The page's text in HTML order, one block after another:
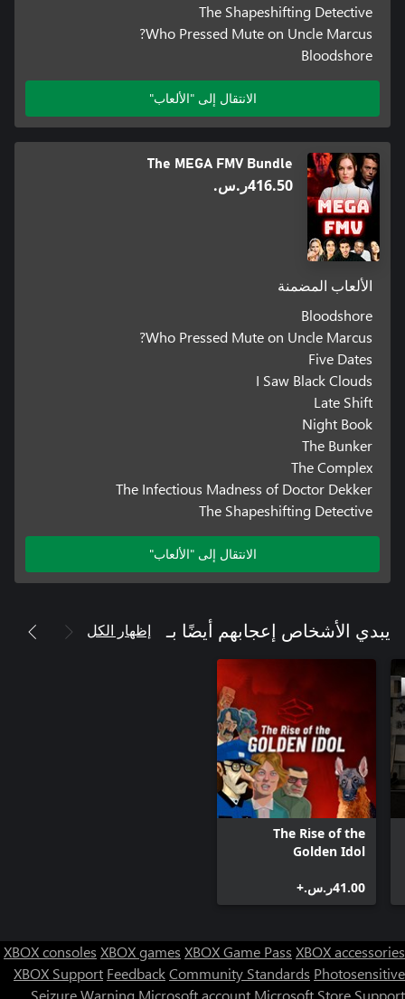
The Shapeshifting Detective
Who Pressed Mute on Uncle Marcus?
Bloodshore
الانتقال إلى "الألعاب"
The MEGA FMV Bundle
‪ر.س.‏‎416.50‬
الألعاب المضمنة
Bloodshore
Who Pressed Mute on Uncle Marcus?
Five Dates
I Saw Black Clouds
Late Shift
Night Book
The Bunker
The Complex
The Infectious Madness of Doctor Dekker
The Shapeshifting Detective
الانتقال إلى "الألعاب"
يبدي الأشخاص إعجابهم أيضًا بـ إظهار الكل
The Rise of the
Golden Idol
‪ر.س.‏‎41.00‬+
XBOX consoles XBOX games XBOX Game Pass XBOX accessories
XBOX Support FeedbackCommunity Standards Photosensitive
Seizure Warning Microsoft account Microsoft Store Support